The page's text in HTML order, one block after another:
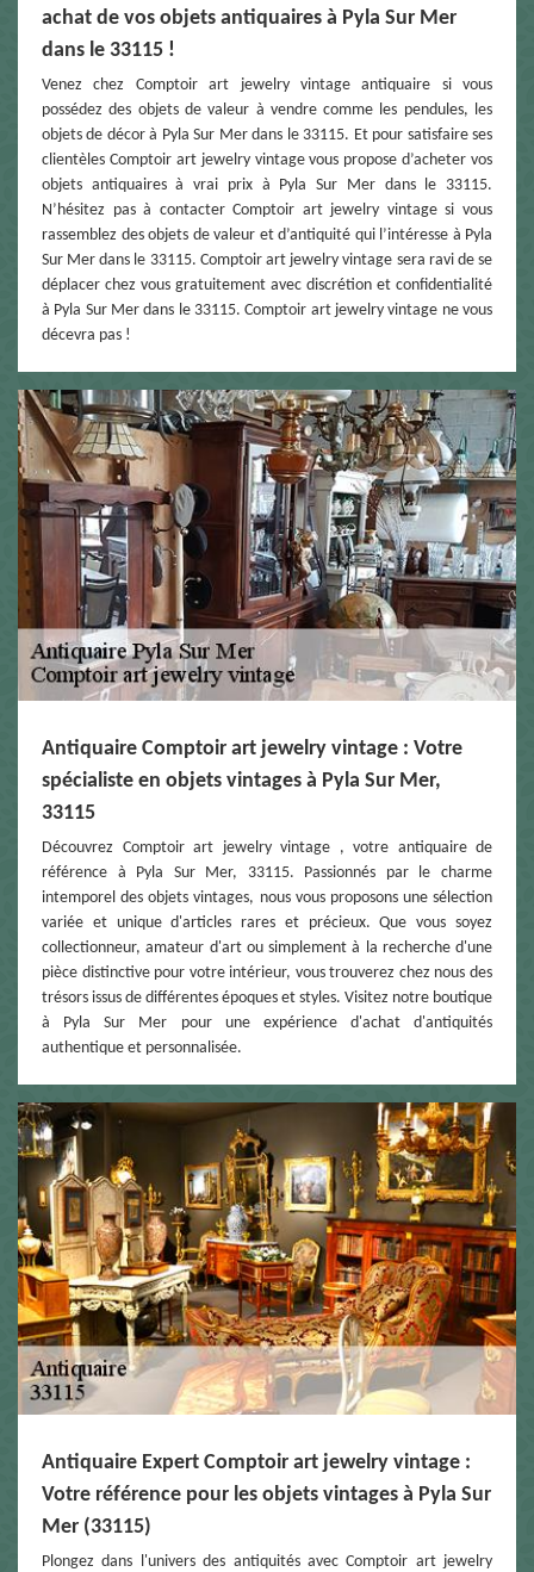
achat de vos objets antiquaires à Pyla Sur Mer
dans le 33115 !
Venez chez Comptoir art jewelry vintage antiquaire si vous
possédez des objets de valeur à vendre comme les pendules, les
objets de décor à Pyla Sur Mer dans le 33115. Et pour satisfaire ses
clientèles Comptoir art jewelry vintage vous propose d’acheter vos
objets antiquaires à vrai prix à Pyla Sur Mer dans le 33115.
N’hésitez pas à contacter Comptoir art jewelry vintage si vous
rassemblez des objets de valeur et d’antiquité qui l’intéresse à Pyla
Sur Mer dans le 33115. Comptoir art jewelry vintage sera ravi de se
déplacer chez vous gratuitement avec discrétion et confidentialité
à Pyla Sur Mer dans le 33115. Comptoir art jewelry vintage ne vous
décevra pas !
Antiquaire Comptoir art jewelry vintage : Votre
spécialiste en objets vintages à Pyla Sur Mer,
33115
Découvrez Comptoir art jewelry vintage , votre antiquaire de
référence à Pyla Sur Mer, 33115. Passionnés par le charme
intemporel des objets vintages, nous vous proposons une sélection
variée et unique d'articles rares et précieux. Que vous soyez
collectionneur, amateur d'art ou simplement à la recherche d'une
pièce distinctive pour votre intérieur, vous trouverez chez nous des
trésors issus de différentes époques et styles. Visitez notre boutique
à Pyla Sur Mer pour une expérience d'achat d'antiquités
authentique et personnalisée.
Antiquaire Expert Comptoir art jewelry vintage :
Votre référence pour les objets vintages à Pyla Sur
Mer (33115)
Plongez dans l'univers des antiquités avec Comptoir art jewelry